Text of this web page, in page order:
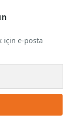
için e-posta